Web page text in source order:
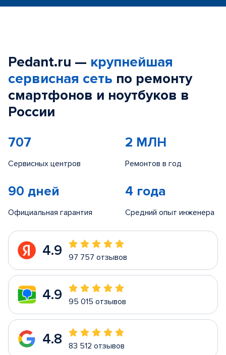
Pedant.ru — крупнейшая
сервисная сеть по ремонту
смартфонов и ноутбуков в
России
707
Сервисных центров
2 МЛН
Ремонтов в год
90 дней
Официальная гарантия
4 года
Средний опыт инженера
4.9 97 757 отзывов
4.9 95 015 отзывов
4.8 83 512 отзывов